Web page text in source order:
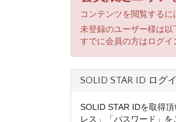
コンテンツを閲覧するに
未登録のユーザー様は以
すでに会員の方はログイ
SOLID STAR ID ログ
SOLID STAR IDを取得
レス」「パスワード」を